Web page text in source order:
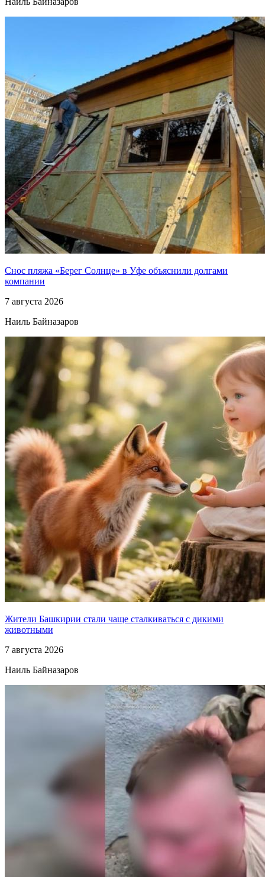
Снос пляжа «Берег Солнце» в Уфе объяснили долгами
компании
7 августа 2026
Наиль Байназаров
Жители Башкирии стали чаще сталкиваться с дикими
животными
7 августа 2026
Наиль Байназаров